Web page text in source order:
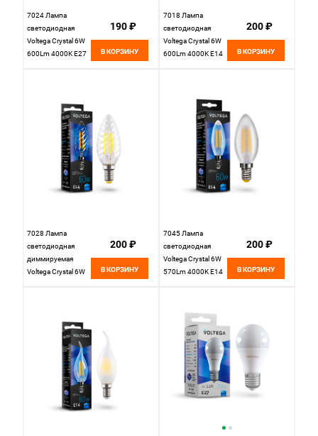
7024 Лампа
светодиодная
Voltega Crystal 6W
600Lm 4000K E27
190 ₽
В КОРЗИНУ
7018 Лампа
светодиодная
Voltega Crystal 6W
600Lm 4000K E14
200 ₽
В КОРЗИНУ
7028 Лампа
светодиодная
диммируемая
Voltega Crystal 6W
200 ₽
В КОРЗИНУ
7045 Лампа
светодиодная
Voltega Crystal 6W
570Lm 4000K E14
200 ₽
В КОРЗИНУ